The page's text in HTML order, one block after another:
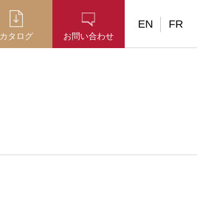
カタログ お問い合わせ
EN FR